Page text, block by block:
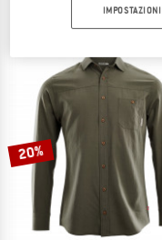
da 27,98 €
4,8(6)
20%
IMPOSTAZIONI